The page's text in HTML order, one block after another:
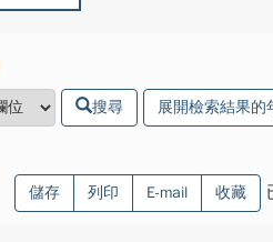
搜尋 展開檢索結果的
儲存 列印 E-mail 收藏